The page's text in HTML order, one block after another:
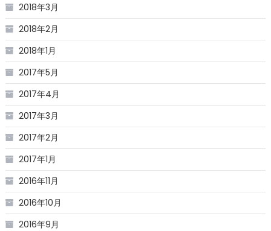
2018年3月
2018年2月
2018年1月
2017年5月
2017年4月
2017年3月
2017年2月
2017年1月
2016年11月
2016年10月
2016年9月